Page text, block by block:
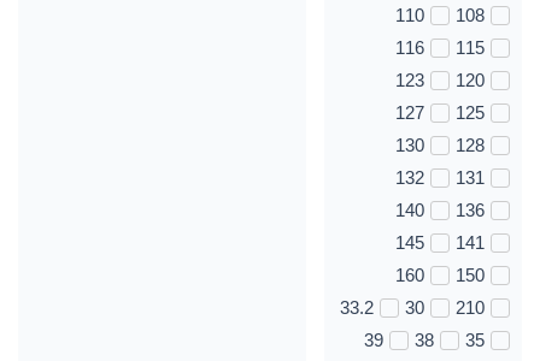
108
110
115
116
120
123
125
127
128
130
131
132
136
140
141
145
150
160
210
30
33.2
35
38
39